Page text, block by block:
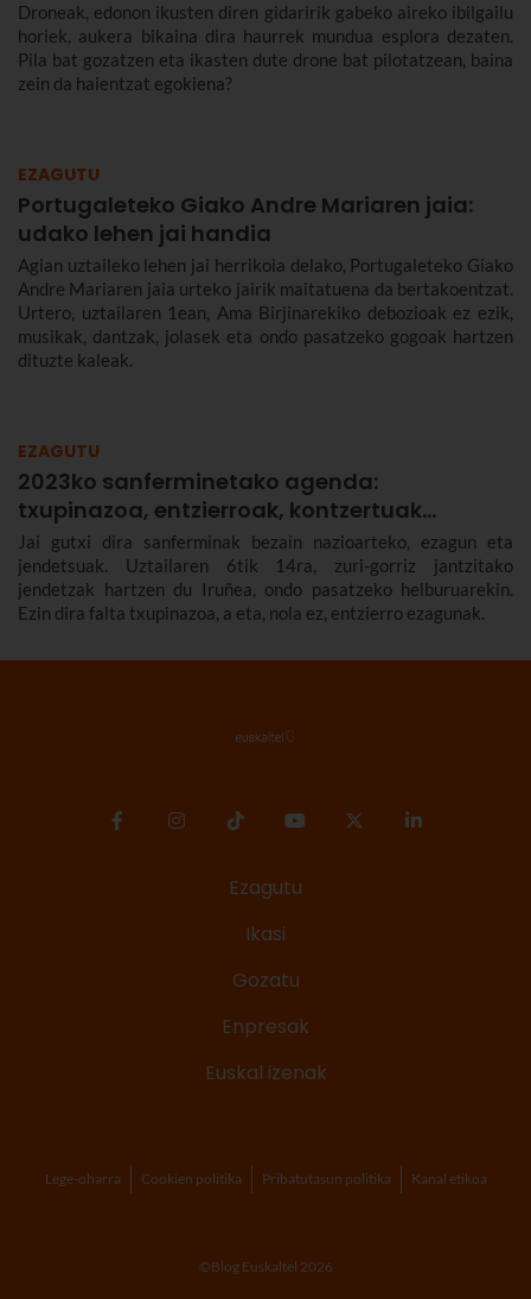
Droneak, edonon ikusten diren gidaririk gabeko aireko ibilgailu
horiek, aukera bikaina dira haurrek mundua esplora dezaten.
Pila bat gozatzen eta ikasten dute drone bat pilotatzean, baina
zein da haientzat egokiena?
EZAGUTU
Portugaleteko Giako Andre Mariaren jaia:
udako lehen jai handia
Agian uztaileko lehen jai herrikoia delako, Portugaleteko Giako
Andre Mariaren jaia urteko jairik maitatuena da bertakoentzat.
Urtero, uztailaren 1ean, Ama Birjinarekiko debozioak ez ezik,
musikak, dantzak, jolasek eta ondo pasatzeko gogoak hartzen
dituzte kaleak.
EZAGUTU
2023ko sanferminetako agenda:
txupinazoa, entzierroak, kontzertuak…
Jai gutxi dira sanferminak bezain nazioarteko, ezagun eta
jendetsuak. Uztailaren 6tik 14ra, zuri-gorriz jantzitako
jendetzak hartzen du Iruñea, ondo pasatzeko helburuarekin.
Ezin dira falta txupinazoa, a eta, nola ez, entzierro ezagunak.
Ezagutu
Ikasi
Gozatu
Enpresak
Euskal izenak
Lege-oharra Cookien politika Pribatutasun politika Kanal etikoa
©Blog Euskaltel 2026